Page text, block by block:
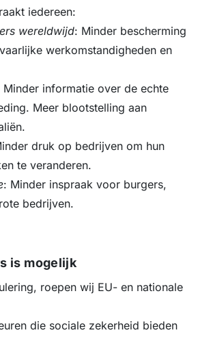
iedereen:
wereldwijd: Minder bescherming
werkomstandigheden en
Minder informatie over de echte
Meer blootstelling aan
druk op bedrijven om hun
te veranderen.
: Minder inspraak voor burgers,
bedrijven.
is mogelijk
roepen wij EU- en nationale
die sociale zekerheid bieden